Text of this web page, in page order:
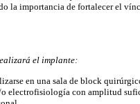
la importancia de fortalecer el
el implante:
en una sala de block
electrofisiología con amplitud